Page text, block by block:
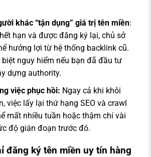
khác “tận dụng” giá trị tên miền:
hạn và được đăng ký lại, chủ sở
hưởng lợi từ hệ thống backlink cũ.
nguy hiểm nếu bạn đã đầu tư
dựng authority.
việc phục hồi: Ngay cả khi khôi
việc lấy lại thứ hạng SEO và crawl
mất nhiều tuần hoặc thậm chí vài
độ gián đoạn trước đó.
đăng ký tên miền uy tín hàng